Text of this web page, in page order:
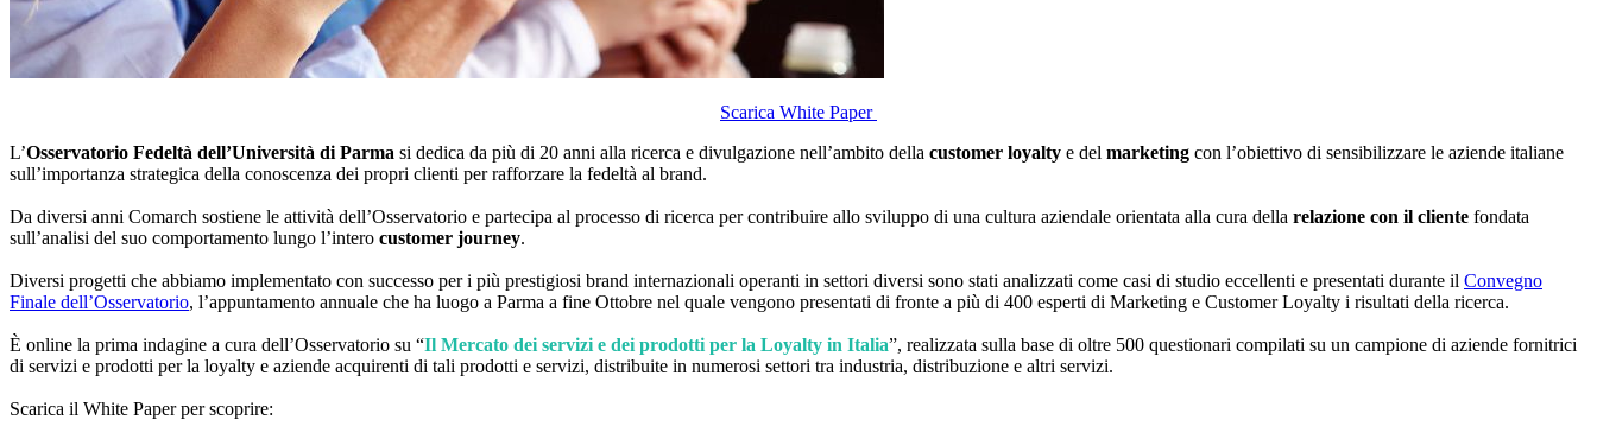
Scarica White Paper
L’Osservatorio Fedeltà dell’Università di Parma si dedica da più di 20 anni alla ricerca e divulgazione nell’ambito della customer loyalty e del marketing con l’obiettivo di sensibilizzare le aziende italiane
sull’importanza strategica della conoscenza dei propri clienti per rafforzare la fedeltà al brand.
Da diversi anni Comarch sostiene le attività dell’Osservatorio e partecipa al processo di ricerca per contribuire allo sviluppo di una cultura aziendale orientata alla cura della relazione con il cliente fondata
sull’analisi del suo comportamento lungo l’intero customer journey.
Diversi progetti che abbiamo implementato con successo per i più prestigiosi brand internazionali operanti in settori diversi sono stati analizzati come casi di studio eccellenti e presentati durante il Convegno
Finale dell’Osservatorio, l’appuntamento annuale che ha luogo a Parma a fine Ottobre nel quale vengono presentati di fronte a più di 400 esperti di Marketing e Customer Loyalty i risultati della ricerca.
È online la prima indagine a cura dell’Osservatorio su “Il Mercato dei servizi e dei prodotti per la Loyalty in Italia”, realizzata sulla base di oltre 500 questionari compilati su un campione di aziende fornitrici
di servizi e prodotti per la loyalty e aziende acquirenti di tali prodotti e servizi, distribuite in numerosi settori tra industria, distribuzione e altri servizi.
Scarica il White Paper per scoprire: